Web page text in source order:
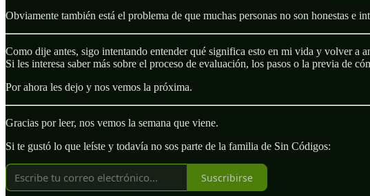
Obviamente también está el problema de que muchas personas no son honestas e
Como dije antes, sigo intentando entender qué significa esto en mi vida y volver a
Si les interesa saber más sobre el proceso de evaluación, los pasos o la previa de
Por ahora les dejo y nos vemos la próxima.
Gracias por leer, nos vemos la semana que viene.
Si te gustó lo que leíste y todavía no sos parte de la familia de Sin Códigos:
Suscribirse